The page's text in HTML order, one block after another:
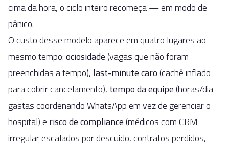
cima da hora, o ciclo inteiro recomeça — em modo de
pânico.
O custo desse modelo aparece em quatro lugares ao
mesmo tempo:ociosidade(vagas que não foram
preenchidas a tempo), last-minute caro(cachê inflado
para cobrir cancelamento), tempo da equipe(horas/dia
gastas coordenando WhatsApp em vez de gerenciar o
hospital) e risco de compliance(médicos com CRM
irregular escalados por descuido, contratos perdidos,